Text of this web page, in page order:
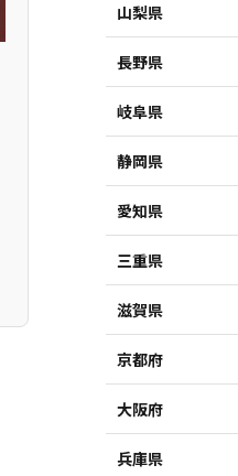
山梨県
長野県
岐阜県
静岡県
愛知県
三重県
滋賀県
京都府
大阪府
兵庫県